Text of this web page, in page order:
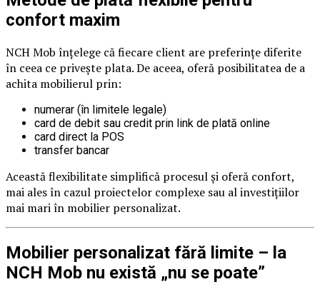
confort maxim
NCH Mob înțelege că fiecare client are preferințe diferite
în ceea ce privește plata. De aceea, oferă posibilitatea de a
achita mobilierul prin:
numerar (în limitele legale)
card de debit sau credit prin link de plată online
card direct la POS
transfer bancar
Această flexibilitate simplifică procesul și oferă confort,
mai ales în cazul proiectelor complexe sau al investițiilor
mai mari în mobilier personalizat.
Mobilier personalizat fără limite – la
NCH Mob nu există „nu se poate”